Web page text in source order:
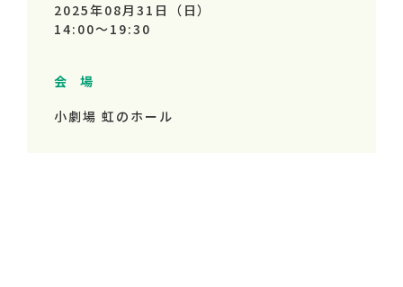
2025年08月31日（日）
14:00～ 19:30
会 場
小劇場 虹のホール